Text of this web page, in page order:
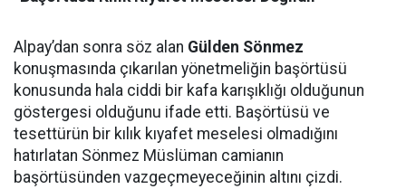
Alpay’dan sonra söz alan Gülden Sönmez
konuşmasında çıkarılan yönetmeliğin başörtüsü
konusunda hala ciddi bir kafa karışıklığı olduğunun
göstergesi olduğunu ifade etti. Başörtüsü ve
tesettürün bir kılık kıyafet meselesi olmadığını
hatırlatan Sönmez Müslüman camianın
başörtüsünden vazgeçmeyeceğinin altını çizdi.